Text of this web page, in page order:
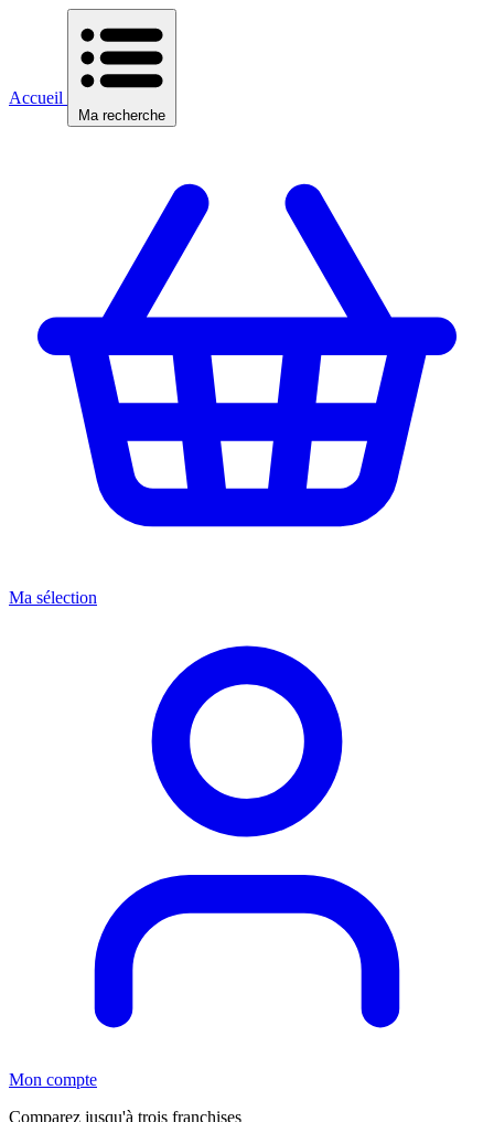
Accueil
Ma recherche
Ma sélection
Mon compte
Comparez jusqu'à trois franchises